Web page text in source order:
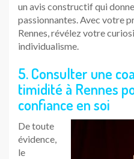
un avis constructif qui
passionnantes. Avec votre
Rennes, révélez votre
individualisme.
5. Consulter une
timidité à Rennes
confiance en soi
De toute
évidence,
le